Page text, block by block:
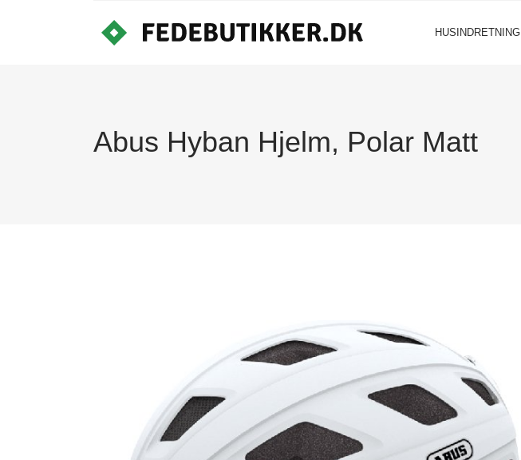
HUSINDRETNING
Abus Hyban Hjelm, Polar Matt